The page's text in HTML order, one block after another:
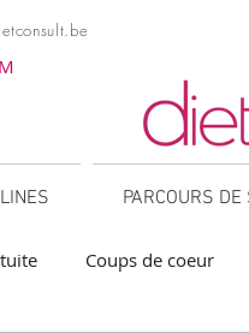
PARCOURS
Coups de coeur